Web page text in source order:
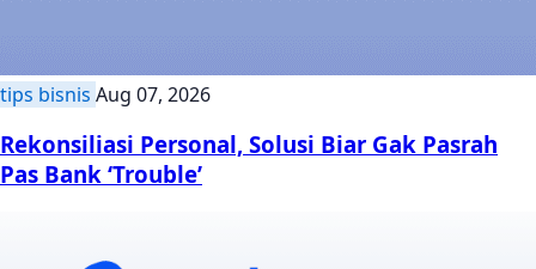
tips bisnis Aug 07, 2026
Rekonsiliasi Personal, Solusi Biar Gak Pasrah
Pas Bank ‘Trouble’